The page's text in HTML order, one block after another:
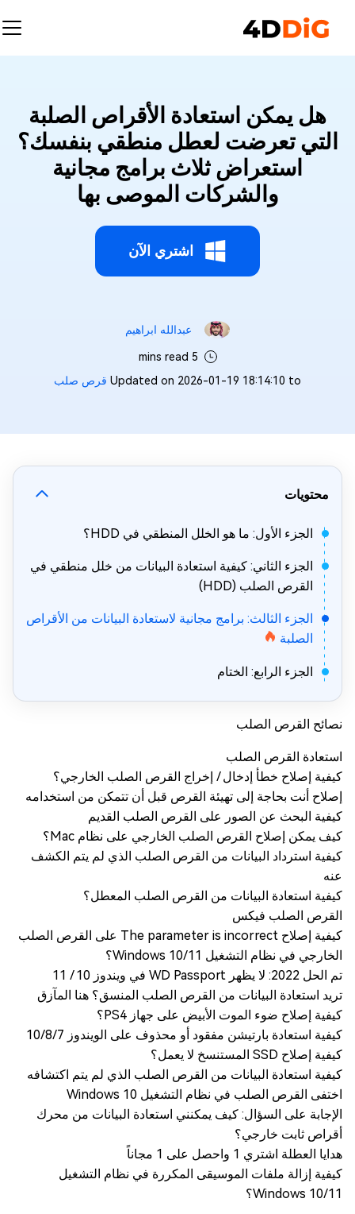
هل يمكن استعادة الأقراص الصلبة
التي تعرضت لعطل منطقي بنفسك؟
استعراض ثلاث برامج مجانية
والشركات الموصى بها
اشتري الآن
عبدالله ابراهيم‎
5 mins read
Updated on 2026-01-19 18:14:10 to قرص صلب
محتويات
الجزء الأول: ما هو الخلل المنطقي في HDD؟
الجزء الثاني: كيفية استعادة البيانات من خلل منطقي في
القرص الصلب (HDD)
الجزء الثالث: برامج مجانية لاستعادة البيانات من الأقراص
الصلبة
الجزء الرابع: الختام
نصائح القرص الصلب
استعادة القرص الصلب
كيفية إصلاح خطأ إدخال / إخراج القرص الصلب الخارجي؟
إصلاح أنت بحاجة إلى تهيئة القرص قبل أن تتمكن من استخدامه
كيفية البحث عن الصور على القرص الصلب القديم
كيف يمكن إصلاح القرص الصلب الخارجي على نظام Mac؟
كيفية استرداد البيانات من القرص الصلب الذي لم يتم الكشف
عنه
كيفية استعادة البيانات من القرص الصلب المعطل؟
القرص الصلب فيكس
كيفية إصلاح The parameter is incorrect على القرص الصلب
الخارجي في نظام التشغيل Windows 10/11؟
تم الحل 2022: لا يظهر WD Passport في ويندوز 10 / 11
تريد استعادة البيانات من القرص الصلب المنسق؟ هنا المآزق
كيفية إصلاح ضوء الموت الأبيض على جهاز PS4؟
كيفية استعادة بارتيشن مفقود أو محذوف على الويندوز 10/8/7
كيفية إصلاح SSD المستنسخ لا يعمل؟
كيفية استعادة البيانات من القرص الصلب الذي لم يتم اكتشافه
اختفى القرص الصلب في نظام التشغيل Windows 10
الإجابة على السؤال: كيف يمكنني استعادة البيانات من محرك
أقراص ثابت خارجي؟
هدايا العطلة اشتري 1 واحصل على 1 مجاناً
كيفية إزالة ملفات الموسيقى المكررة في نظام التشغيل
Windows 10/11؟